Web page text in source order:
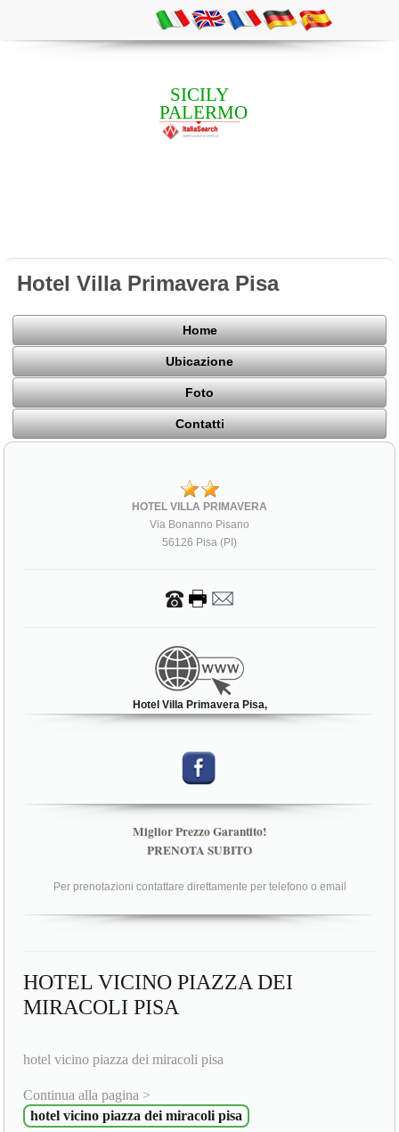
SICILY
PALERMO
Hotel Villa Primavera Pisa
Home
Ubicazione
Foto
Contatti
HOTEL VILLA PRIMAVERA
Via Bonanno Pisano
56126 Pisa (PI)
Hotel Villa Primavera Pisa,
Miglior Prezzo Garantito!
PRENOTA SUBITO
Per prenotazioni contattare direttamente per telefono o email
HOTEL VICINO PIAZZA DEI
MIRACOLI PISA
hotel vicino piazza dei miracoli pisa
Continua alla pagina >
hotel vicino piazza dei miracoli pisa